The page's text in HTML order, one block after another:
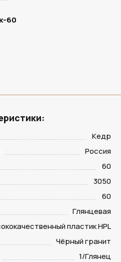
60
Кедр
Россия
60
3050
60
Глянцевая
пластик HPL
Чёрный гранит
1/Глянец